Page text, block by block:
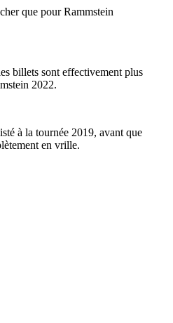
que pour Rammstein
billets sont effectivement plus
2022.
à la tournée 2019, avant que
en vrille.